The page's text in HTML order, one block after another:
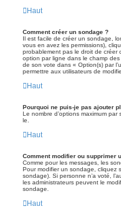
Haut
Comment créer un sondage ?
Il est facile de créer un sondage,
vous en avez les permissions),
probablement pas le droit de créer
option par ligne dans le champ
de son vote dans « Option(s) par
permettre aux utilisateurs de
Haut
Pourquoi ne puis-je pas ajouter
Le nombre d’options maximum
le.
Haut
Comment modifier ou supprimer
Comme pour les messages, les
Pour modifier un sondage, cliquez
sondage). Si personne n’a voté,
les administrateurs peuvent le
sondage.
Haut